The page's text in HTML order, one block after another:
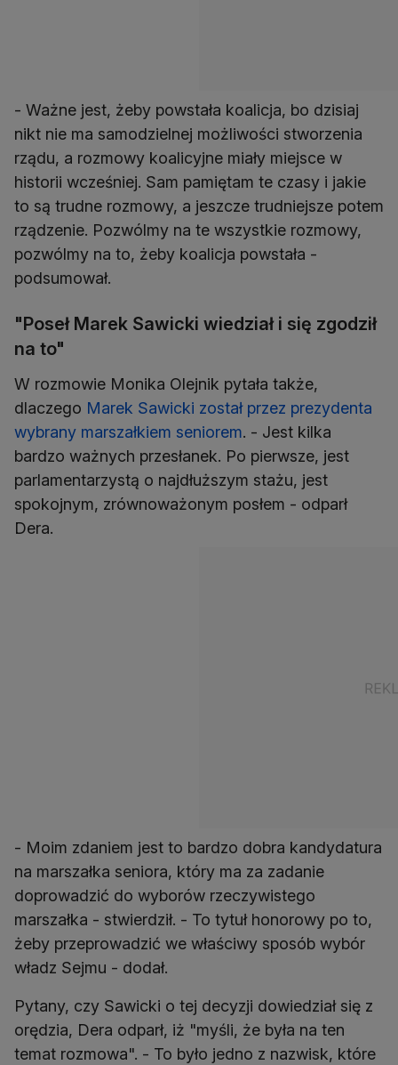
- Ważne jest, żeby powstała koalicja, bo dzisiaj
nikt nie ma samodzielnej możliwości stworzenia
rządu, a rozmowy koalicyjne miały miejsce w
historii wcześniej. Sam pamiętam te czasy i jakie
to są trudne rozmowy, a jeszcze trudniejsze potem
rządzenie. Pozwólmy na te wszystkie rozmowy,
pozwólmy na to, żeby koalicja powstała -
podsumował.
"Poseł Marek Sawicki wiedział i się zgodził
na to"
W rozmowie Monika Olejnik pytała także,
dlaczego Marek Sawicki został przez prezydenta
wybrany marszałkiem seniorem. - Jest kilka
bardzo ważnych przesłanek. Po pierwsze, jest
parlamentarzystą o najdłuższym stażu, jest
spokojnym, zrównoważonym posłem - odparł
Dera.
- Moim zdaniem jest to bardzo dobra kandydatura
na marszałka seniora, który ma za zadanie
doprowadzić do wyborów rzeczywistego
marszałka - stwierdził. - To tytuł honorowy po to,
żeby przeprowadzić we właściwy sposób wybór
władz Sejmu - dodał.
Pytany, czy Sawicki o tej decyzji dowiedział się z
orędzia, Dera odparł, iż "myśli, że była na ten
temat rozmowa". - To było jedno z nazwisk, które